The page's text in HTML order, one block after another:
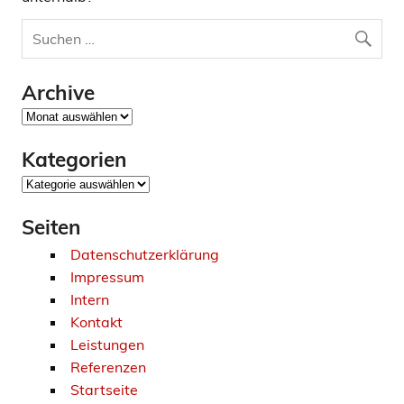
Archive
Archive
Kategorien
Kategorien
Seiten
Datenschutzerklärung
Impressum
Intern
Kontakt
Leistungen
Referenzen
Startseite